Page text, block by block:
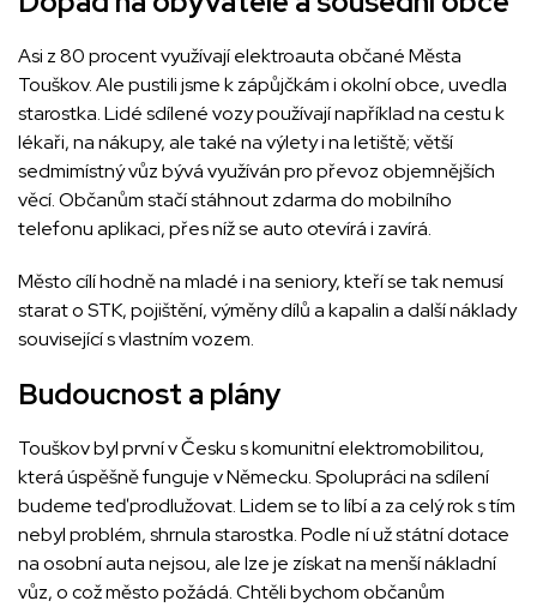
Asi z 80 procent využívají elektroauta občané Města
Touškov. Ale pustili jsme k zápůjčkám i okolní obce, uvedla
starostka. Lidé sdílené vozy používají například na cestu k
lékaři, na nákupy, ale také na výlety i na letiště; větší
sedmimístný vůz bývá využíván pro převoz objemnějších
věcí. Občanům stačí stáhnout zdarma do mobilního
telefonu aplikaci, přes níž se auto otevírá i zavírá.
Město cílí hodně na mladé i na seniory, kteří se tak nemusí
starat o STK, pojištění, výměny dílů a kapalin a další náklady
související s vlastním vozem.
Budoucnost a plány
Touškov byl první v Česku s komunitní elektromobilitou,
která úspěšně funguje v Německu. Spolupráci na sdílení
budeme teď prodlužovat. Lidem se to líbí a za celý rok s tím
nebyl problém, shrnula starostka. Podle ní už státní dotace
na osobní auta nejsou, ale lze je získat na menší nákladní
vůz, o což město požádá. Chtěli bychom občanům